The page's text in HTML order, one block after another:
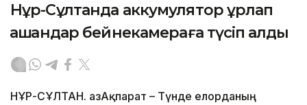
Нұр-Сұлтанда аккумулятор ұрлап
қашқандар бейнекамераға түсіп қалды
НҰР-СҰЛТАН. ҚазАқпарат – Түнде елорданың